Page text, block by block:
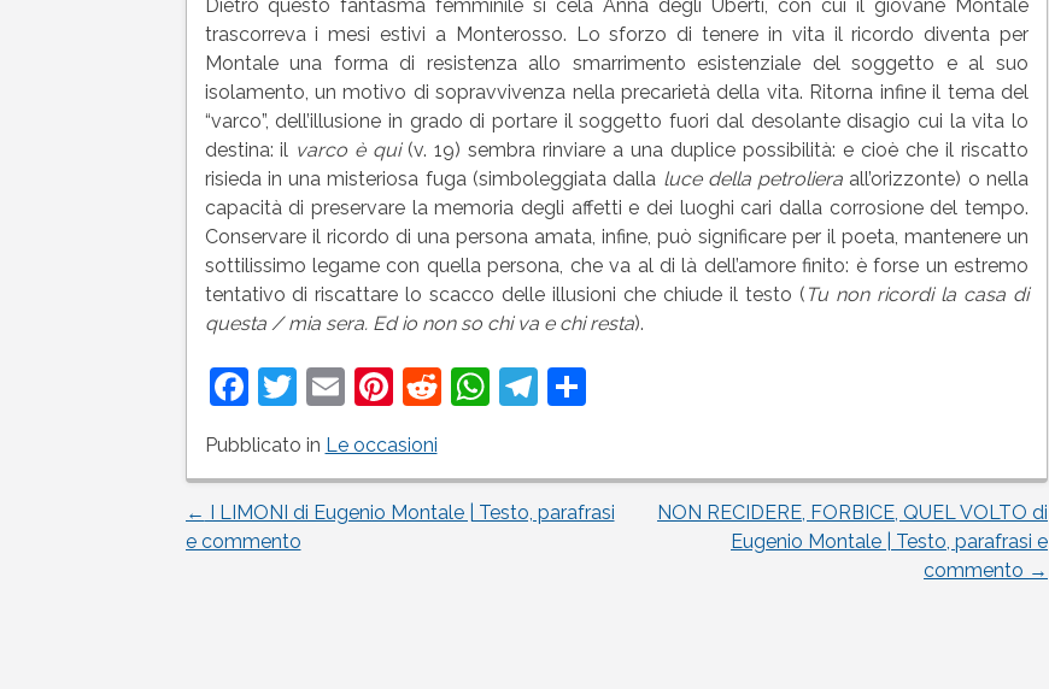
Dietro questo fantasma femminile si cela Anna degli Uberti, con cui il giovane Montale
trascorreva i mesi estivi a Monterosso. Lo sforzo di tenere in vita il ricordo diventa per
Montale una forma di resistenza allo smarrimento esistenziale del soggetto e al suo
isolamento, un motivo di sopravvivenza nella precarietà della vita. Ritorna infine il tema del
“varco”, dell’illusione in grado di portare il soggetto fuori dal desolante disagio cui la vita lo
destina: il varco è qui (v. 19) sembra rinviare a una duplice possibilità: e cioè che il riscatto
risieda in una misteriosa fuga (simboleggiata dalla luce della petroliera all’orizzonte) o nella
capacità di preservare la memoria degli affetti e dei luoghi cari dalla corrosione del tempo.
Conservare il ricordo di una persona amata, infine, può significare per il poeta, mantenere un
sottilissimo legame con quella persona, che va al di là dell’amore finito: è forse un estremo
tentativo di riscattare lo scacco delle illusioni che chiude il testo ( Tu non ricordi la casa di
questa / mia sera. Ed io non so chi va e chi resta).
Facebook
Twitter
EmailPinterest
Reddit
WhatsApp
Telegram
Condividi
Pubblicato in Le occasioni
Navigazione
← I LIMONI di Eugenio Montale | Testo, parafrasi
e commento
NON RECIDERE, FORBICE, QUEL VOLTO di
Eugenio Montale | Testo, parafrasi e
commento →